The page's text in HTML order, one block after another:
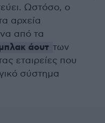
Ωστόσο, ο
αρχεία
από τα
άουτ των
εταιρείες που
σύστημα